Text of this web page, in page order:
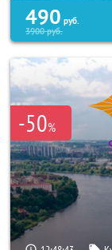
490 руб.
3900руб.
-50%